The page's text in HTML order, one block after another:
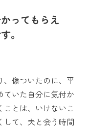
ってもらえ
。
、傷ついたのに、平
ていた自分に気付か
とは、いけないこ
して、夫と会う時間